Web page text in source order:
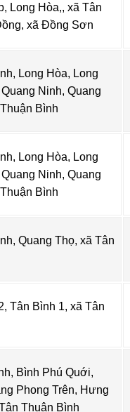
Long Hòa,, xã Tân
xã Đồng Sơn
Long Hòa, Long
Ninh, Quang
Bình
Long Hòa, Long
Ninh, Quang
Bình
Quang Thọ, xã Tân
Tân Bình 1, xã Tân
Bình Phú Quới,
Phong Trên, Hưng
Thuận Bình